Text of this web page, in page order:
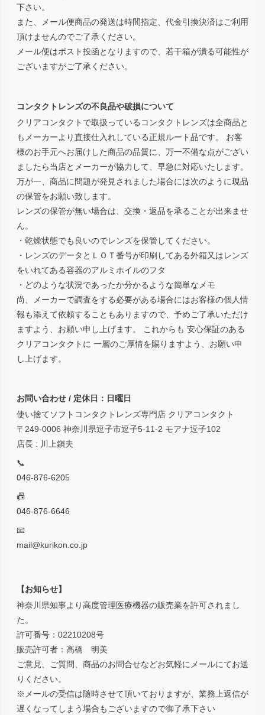
下さい。
また、メール便商品の発送は時間指定、代金引換決済はご利用
頂けませんのでご了承ください。
メール便はポスト投函となりますので、若干箱が潰る可能性が
ございますがご了承ください。
コンタクトレンズの不良品や破損について
クリアコンタクトで取扱っているコンタクトレンズは全商品と
もメーカーより直接仕入れしている正規ルート品です。 お客
様のお手元へお届けした商品の品質に、万一不備な点がござい
ましたら当店とメーカーが協力して、早急に対応いたします。
万が一、商品に問題が発見されました場合には次のように現品
の保管をお願い致します。
レンズの保管が無い場合は、交換・返品を承ることが出来ませ
ん。
・乾燥状態でも良いのでレンズを保管してください。
・レンズのデータとＬＯＴ番号が印刷してある外箱又はレンズ
をいれてある容器のアルミホイルのフタ
・どのような状況であったか分かるような簡単なメモ
尚、メーカーで調査をする必要がある場合にはお客様の個人情
報も添えて依頼することもありますので、予めご了承いただけ
ますよう、お願い申し上げます。 これからも 安心保証のある
クリアコンタクトに 一層のご厚情を賜りますよう、お願い申
し上げます。
お問い合わせ / 定休日：日曜日
使い捨てソフトコンタクトレンズ専門店 クリアコンタクト
〒249-0006 神奈川県逗子市逗子5-11-2 モアナ逗子102
店長 : 川上鎭夫
📞
046-876-6205
📠
046-876-6646
📧
mail@kurikon.co.jp
【お知らせ】
神奈川県知事より高度管理医療機器の販売業を許可されまし
た。
許可番号：02210208号
販売許可者：高橋 明美
ご意見、ご質問、商品のお問合せなどお気軽にメールにてお送
りください。
※メールの受信は随時させて頂いておりますが、業務上返信が
遅くなってしまう場合もございますので御了承下さい